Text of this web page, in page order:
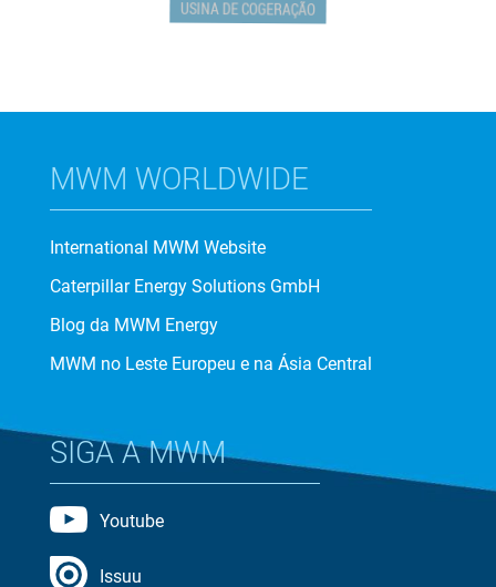
USINA DE COGERAÇÃO
MWM WORLDWIDE
International MWM Website
Caterpillar Energy Solutions GmbH
Blog da MWM Energy
MWM no Leste Europeu e na Ásia Central
SIGA A MWM
Youtube
Issuu